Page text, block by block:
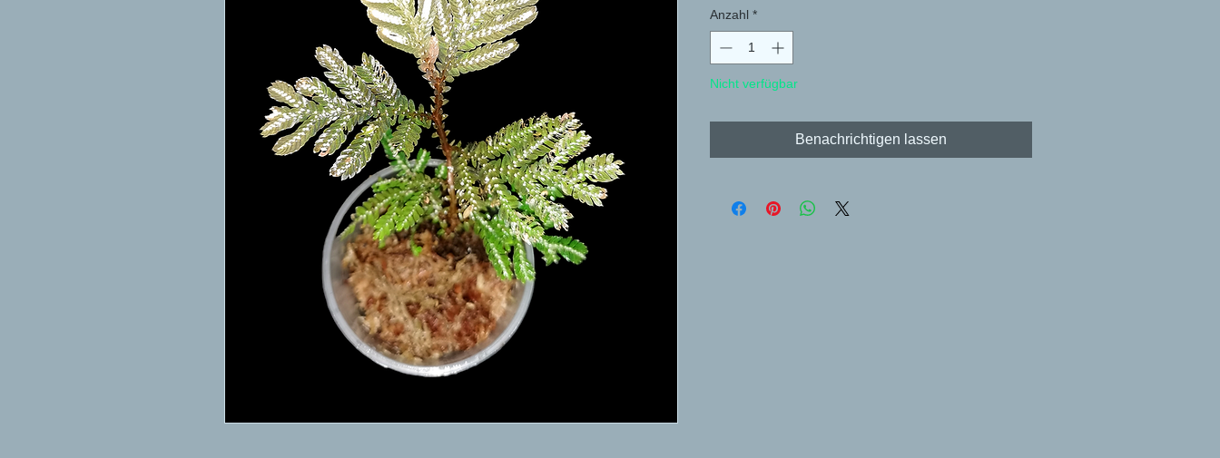
Anzahl *
Nicht verfügbar
Benachrichtigen lassen